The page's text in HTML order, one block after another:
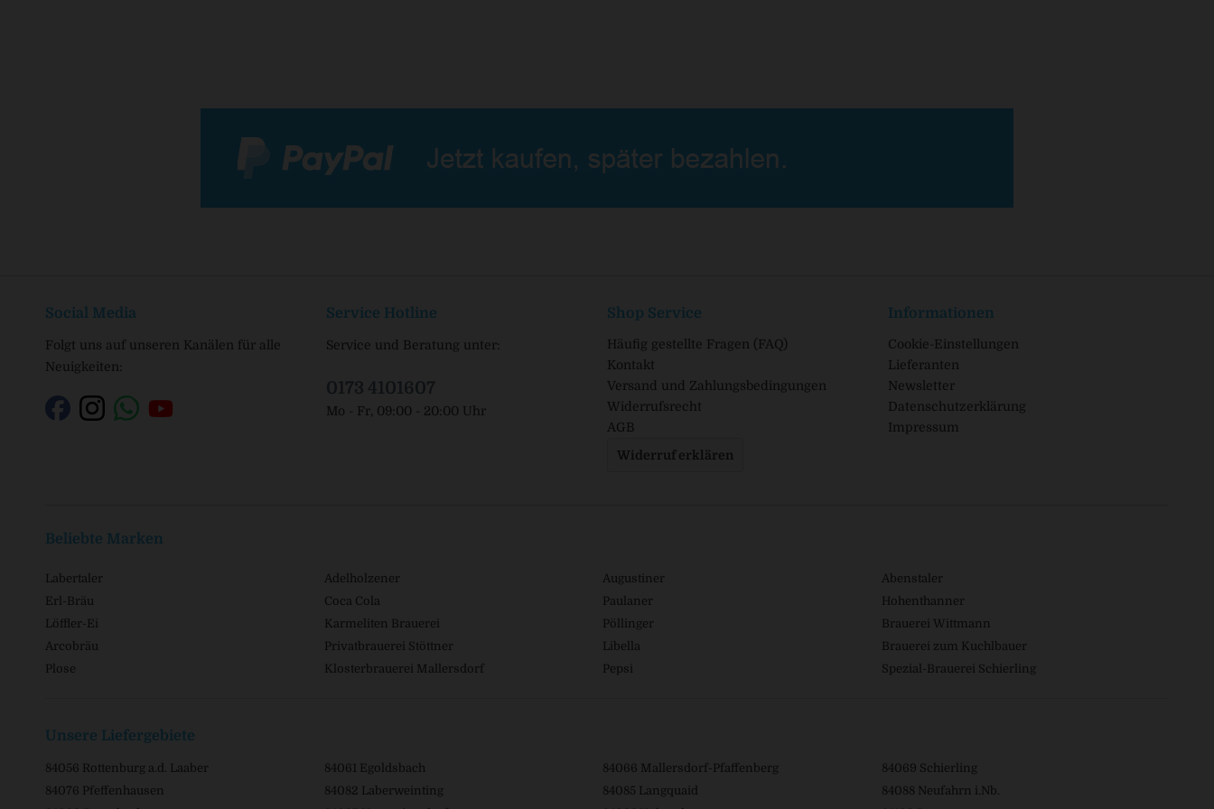
Social Media
Folgt uns auf unseren Kanälen für alle
Neuigkeiten:
Service Hotline
Service und Beratung unter:
0173 4101607
Mo - Fr, 09:00 - 20:00 Uhr
Shop Service
Häufig gestellte Fragen (FAQ)
Kontakt
Versand und Zahlungsbedingungen
Widerrufsrecht
AGB
Widerruf erklären
Informationen
Cookie-Einstellungen
Lieferanten
Newsletter
Datenschutzerklärung
Impressum
Beliebte Marken
Labertaler Adelholzener Augustiner
Abenstaler
Erl-Bräu
Coca Cola Paulaner
Hohenthanner
Löffler-Ei
Karmeliten Brauerei Pöllinger
Brauerei Wittmann
Arcobräu
Privatbrauerei Stöttner Libella
Brauerei zum Kuchlbauer
Plose
Klosterbrauerei Mallersdorf Pepsi Spezial-Brauerei Schierling
Unsere Liefergebiete
84056 Rottenburg a.d. Laaber 84061 Egoldsbach 84066 Mallersdorf-Pfaffenberg
84069 Schierling
84076 Pfeffenhausen
84082 Laberweinting 84085 Langquaid
84088 Neufahrn i.Nb.